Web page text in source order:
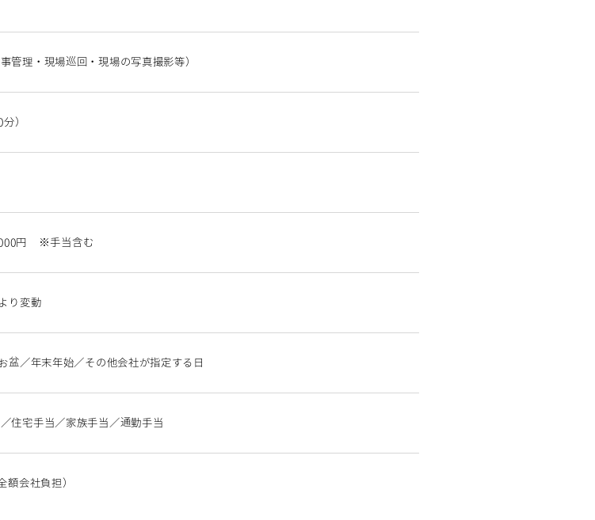
管理・現場巡回・現場の写真撮影等）
）
円 ※手当含む
り変動
盆／年末年始／その他会社が指定する日
住宅手当／家族手当／通勤手当
額会社負担）